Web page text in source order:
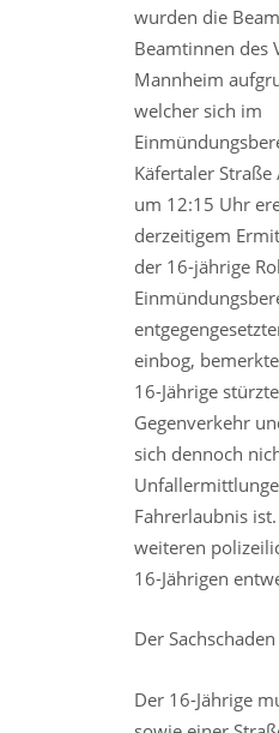
wurden die
Beamtinnen des
Mannheim
welcher sich im
Käfertaler
um 12:15 Uhr
derzeitigem
der 16-jährige
einbog,
16-Jährige
Gegenverkehr
sich dennoch
Fahrerlaubnis
weiteren
16-Jährigen
Der
Der 16-Jährige